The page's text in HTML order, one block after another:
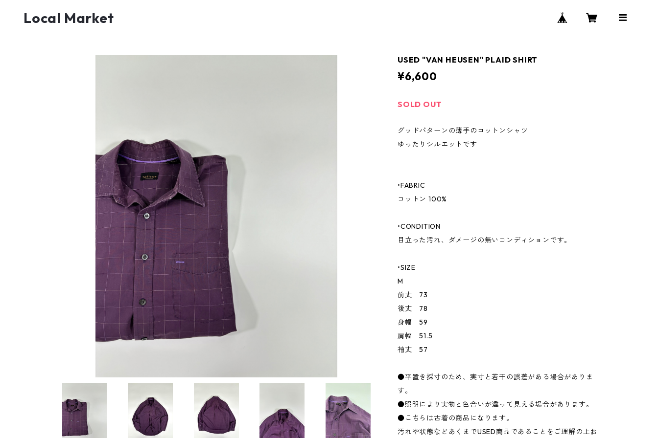
Local Market
USED "VAN HEUSEN" PLAID SHIRT
¥6,600
SOLD OUT
グッドパターンの薄手のコットンシャツ
ゆったりシルエットです
•FABRIC
コットン 100%
•CONDITION
目立った汚れ、ダメージの無いコンディションです。
•SIZE
M
前丈 73
後丈 78
身幅 59
肩幅 51.5
袖丈 57
●平置き採寸のため、実寸と若干の誤差がある場合がありま
す。
●照明により実物と色合いが違って見える場合があります。
●こちらは古着の商品になります。
汚れや状態などあくまでUSED商品であることをご理解の上お